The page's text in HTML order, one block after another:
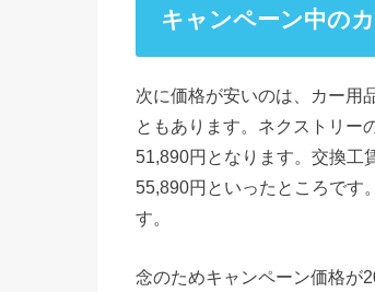
キャンペーン中の
次に価格が安いのは、カー用
ともあります。ネクストリー
51,890円となります。交換工
55,890円といったところです
す。
念のためキャンペーン価格が